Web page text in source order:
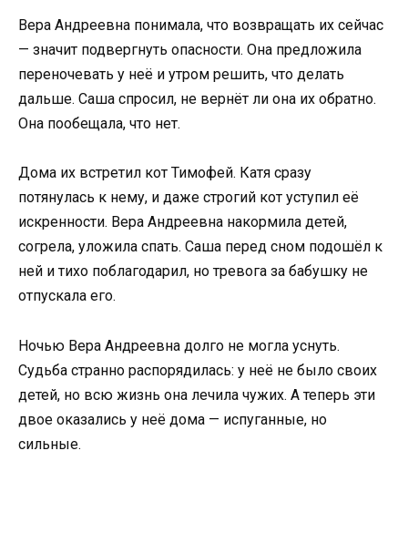
Вера Андреевна понимала, что возвращать их сейчас
— значит подвергнуть опасности. Она предложила
переночевать у неё и утром решить, что делать
дальше. Саша спросил, не вернёт ли она их обратно.
Она пообещала, что нет.
Дома их встретил кот Тимофей. Катя сразу
потянулась к нему, и даже строгий кот уступил её
искренности. Вера Андреевна накормила детей,
согрела, уложила спать. Саша перед сном подошёл к
ней и тихо поблагодарил, но тревога за бабушку не
отпускала его.
Ночью Вера Андреевна долго не могла уснуть.
Судьба странно распорядилась: у неё не было своих
детей, но всю жизнь она лечила чужих. А теперь эти
двое оказались у неё дома — испуганные, но
сильные.